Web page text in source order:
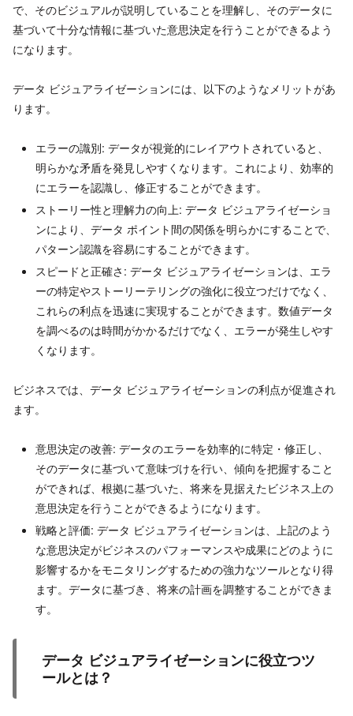
で、そのビジュアルが説明していることを理解し、そのデータに
基づいて十分な情報に基づいた意思決定を行うことができるよう
になります。
データ ビジュアライゼーションには、以下のようなメリットがあ
ります。
エラーの識別: データが視覚的にレイアウトされていると、
明らかな矛盾を発見しやすくなります。これにより、効率的
にエラーを認識し、修正することができます。
ストーリー性と理解力の向上: データ ビジュアライゼーショ
ンにより、データ ポイント間の関係を明らかにすることで、
パターン認識を容易にすることができます。
スピードと正確さ: データ ビジュアライゼーションは、エラ
ーの特定やストーリーテリングの強化に役立つだけでなく、
これらの利点を迅速に実現することができます。数値データ
を調べるのは時間がかかるだけでなく、エラーが発生しやす
くなります。
ビジネスでは、データ ビジュアライゼーションの利点が促進され
ます。
意思決定の改善: データのエラーを効率的に特定・修正し、
そのデータに基づいて意味づけを行い、傾向を把握すること
ができれば、根拠に基づいた、将来を見据えたビジネス上の
意思決定を行うことができるようになります。
戦略と評価: データ ビジュアライゼーションは、上記のよう
な意思決定がビジネスのパフォーマンスや成果にどのように
影響するかをモニタリングするための強力なツールとなり得
ます。データに基づき、将来の計画を調整することができま
す。
データ ビジュアライゼーションに役立つツ
ールとは？